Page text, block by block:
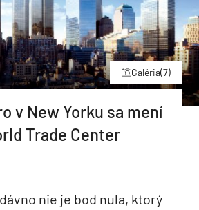
Galéria(7)
v New Yorku sa mení
Trade Center
nie je bod nula, ktorý